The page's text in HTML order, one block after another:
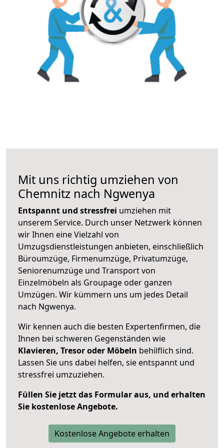
Mit uns richtig umziehen von
Chemnitz nach Ngwenya
Entspannt und stressfrei umziehen mit
unserem Service. Durch unser Netzwerk können
wir Ihnen eine Vielzahl von
Umzugsdienstleistungen anbieten, einschließlich
Büroumzüge, Firmenumzüge, Privatumzüge,
Seniorenumzüge und Transport von
Einzelmöbeln als Groupage oder ganzen
Umzügen. Wir kümmern uns um jedes Detail
nach Ngwenya.
Wir kennen auch die besten Expertenfirmen, die
Ihnen bei schweren Gegenständen wie
Klavieren, Tresor oder Möbeln behilflich sind.
Lassen Sie uns dabei helfen, sie entspannt und
stressfrei umzuziehen.
Füllen Sie jetzt das Formular aus, und erhalten
Sie kostenlose Angebote.
Kostenlose Angebote erhalten